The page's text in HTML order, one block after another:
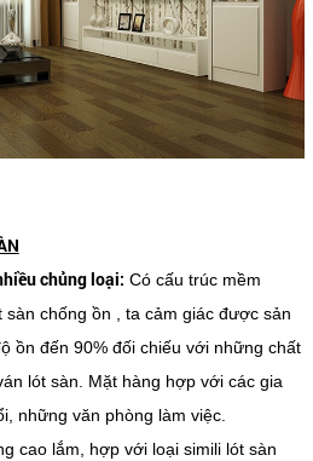
chủng loại: Có cấu trúc mềm
sàn chống ồn , ta cảm giác được sản
ồn đến 90% đối chiếu với những chất
lót sàn. Mặt hàng hợp với các gia
những văn phòng làm việc.
cao lắm, hợp với loại simili lót sàn